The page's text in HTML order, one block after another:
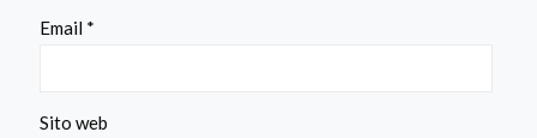
Email *
Sito web